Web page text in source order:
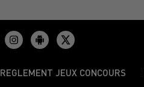
REGLEMENT JEUX CONCOURS